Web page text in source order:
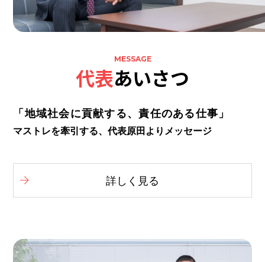
MESSAGE
代表あいさつ
「地域社会に貢献する、責任のある仕事」
マストレを牽引する、代表原⽥よりメッセージ
詳しく見る